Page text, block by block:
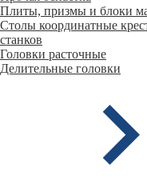
Плиты, призмы и блоки
Столы координатные
станков
Головки расточные
Делительные головки